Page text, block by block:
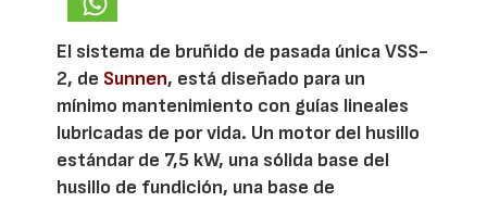
El sistema de bruñido de pasada única VSS-
2, de Sunnen, está diseñado para un
mínimo mantenimiento con guías lineales
lubricadas de por vida. Un motor del husillo
estándar de 7,5 kW, una sólida base del
husillo de fundición, una base de